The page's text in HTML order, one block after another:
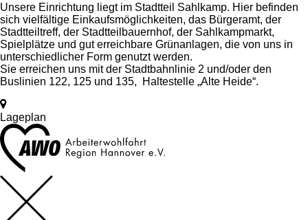
Unsere Einrichtung liegt im Stadtteil Sahlkamp. Hier befinden
sich vielfältige Einkaufsmöglichkeiten, das Bürgeramt, der
Stadtteiltreff, der Stadtteilbauernhof, der Sahlkampmarkt,
Spielplätze und gut erreichbare Grünanlagen, die von uns in
unterschiedlicher Form genutzt werden.
Sie erreichen uns mit der Stadtbahnlinie 2 und/oder den
Buslinien 122, 125 und 135, Haltestelle „Alte Heide“.
Lageplan